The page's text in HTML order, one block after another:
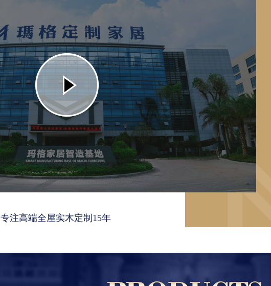
专注高端全屋实木定制15年
智领行业 智造未来
缅甸小勐拉99厅目前已在广东、重庆、天津建成三大
智造基地，厂房面积总计达20万平方米，全套引进德
国先进智能化数控制造设备、技术工艺与管理体制，
是国内定制家居行业设备先进、技术力量雄厚、厂区
面积较大的现代化生产基地群之一......